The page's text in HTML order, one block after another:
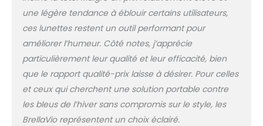
ET SANS UV : ces
lunettes de lumière du
jour sont exemptes de
lumière UV nocives et
conçues pour une
utilisation confortable
et sûre. PORTABLES ET
LÉGÈRES : ces lunettes
de lumière du jour sont
compactes et faciles à
une légère tendance à éblouir certains utilisateurs,
ces lunettes restent un outil performant pour
améliorer l’humeur. Côté notes, j’apprécie
particulièrement leur qualité et leur efficacité, bien
que le rapport qualité-prix laisse à désirer. Pour celles
et ceux qui cherchent une solution portable contre
les bleus de l’hiver sans compromis sur le style, les
BrellaVio représentent un choix éclairé.